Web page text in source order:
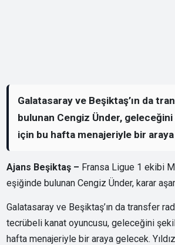
Galatasaray ve Beşiktaş’ın da
bulunan Cengiz Ünder,
için bu hafta menajeriyle bir
Ajans Beşiktaş – Fransa Ligue 1 ekibi
eşiğinde bulunan Cengiz Ünder, karar
Galatasaray ve Beşiktaş’ın da transfer
tecrübeli kanat oyuncusu, geleceğini
hafta menajeriyle bir araya gelecek.